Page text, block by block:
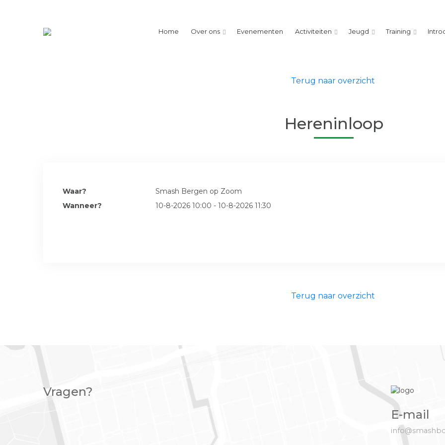
Home Over ons Evenementen Activiteiten Jeugd Training
Terug naar overzicht
Hereninloop
Waar?
Smash Bergen op Zoom
Wanneer?
10-8-2026 10:00 - 10-8-2026 11:30
Terug naar overzicht
Vragen?
E-mail